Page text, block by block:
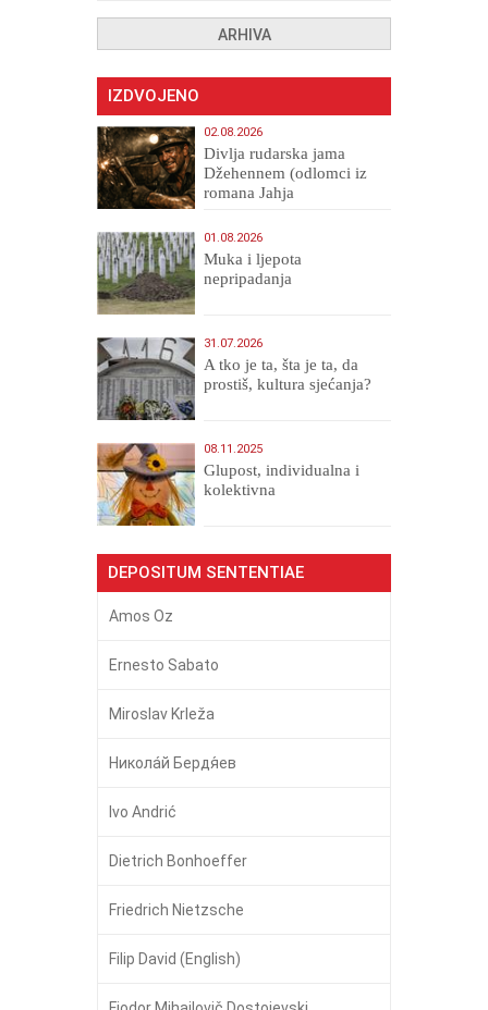
ARHIVA
IZDVOJENO
02.08.2026
Divlja rudarska jama
Džehennem (odlomci iz
romana Jahja
01.08.2026
Muka i ljepota
nepripadanja
31.07.2026
A tko je ta, šta je ta, da
prostiš, kultura sjećanja?
08.11.2025
Glupost, individualna i
kolektivna
DEPOSITUM SENTENTIAE
Amos Oz
Ernesto Sabato
Miroslav Krleža
Никола́й Бердя́ев
Ivo Andrić
Dietrich Bonhoeffer
Friedrich Nietzsche
Filip David (English)